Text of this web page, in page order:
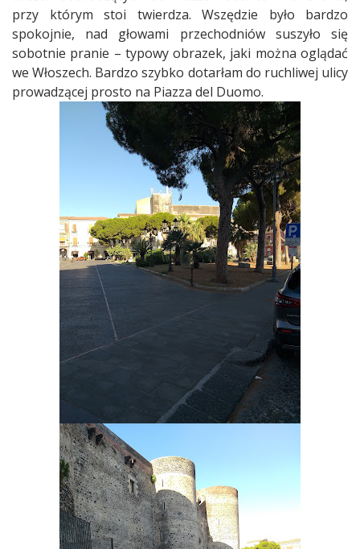
przy którym stoi twierdza. Wszędzie było bardzo
spokojnie, nad głowami przechodniów suszyło się
sobotnie pranie – typowy obrazek, jaki można oglądać
we Włoszech. Bardzo szybko dotarłam do ruchliwej ulicy
prowadzącej prosto na Piazza del Duomo.